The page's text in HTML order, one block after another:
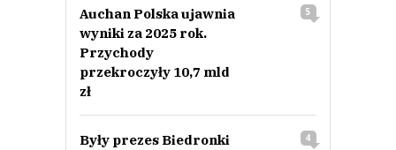
Auchan Polska ujawnia
wyniki za 2025 rok.
Przychody
przekroczyły 10,7 mld
zł
5
Były prezes Biedronki
4